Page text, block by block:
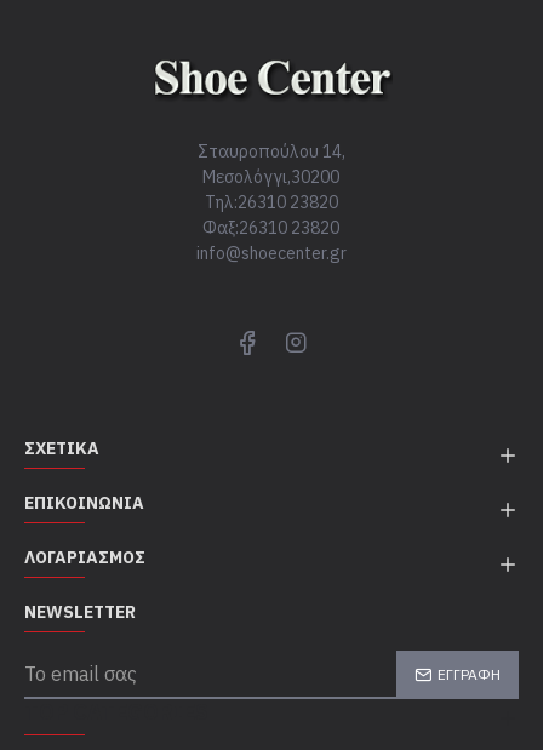
Σταυροπούλου 14,
Μεσολόγγι,30200
Τηλ:26310 23820
Φαξ:26310 23820
info@shoecenter.gr
ΣΧΕΤΙΚΆ
ΕΠΙΚΟΙΝΩΝΊΑ
ΛΟΓΑΡΙΑΣΜΌΣ
NEWSLETTER
ΕΓΓΡΑΦΉ